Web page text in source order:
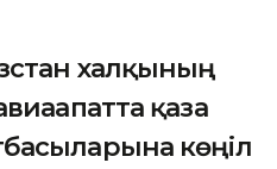
халқының
қаза
көңіл